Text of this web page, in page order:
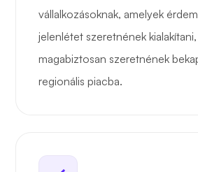
vállalkozásoknak, amelyek
jelenlétet szeretnének
magabiztosan szeretnének
regionális piacba.